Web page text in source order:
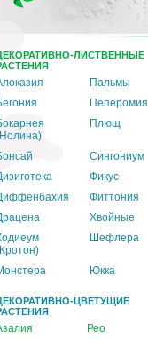
ЛИСТВЕННЫЕ
Пальмы
Пеперомия
Плющ
Сингониум
Фикус
Фиттония
Хвойные
Шефлера
Юкка
ЦВЕТУЩИЕ
Рео